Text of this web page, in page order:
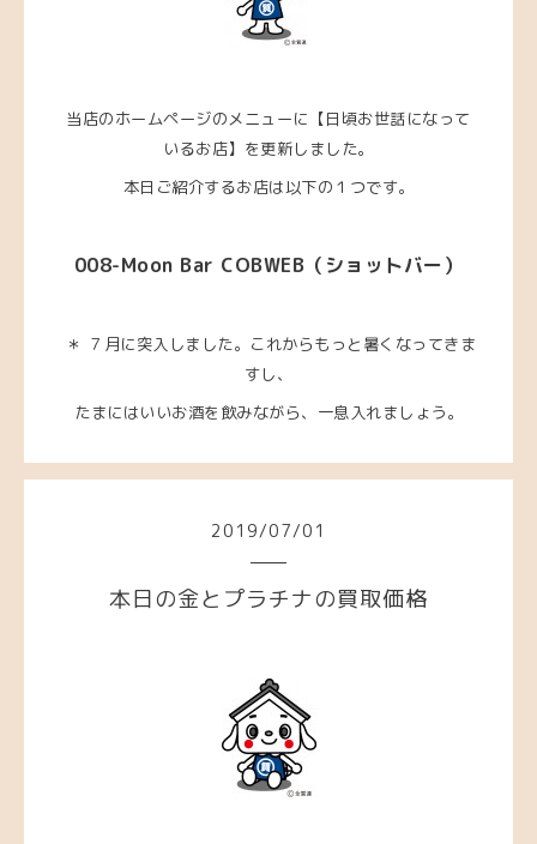
当店のホームページのメニューに【日頃お世話になって
いるお店】を更新しました。
本日ご紹介するお店は以下の１つです。
008-Moon Bar COBWEB （ショットバー）
＊ ７月に突入しました。これからもっと暑くなってきま
すし、
たまにはいいお酒を飲みながら、一息入れましょう。
2019/07/01
本日の金とプラチナの買取価格